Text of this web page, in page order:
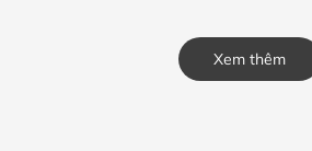
Xem thêm